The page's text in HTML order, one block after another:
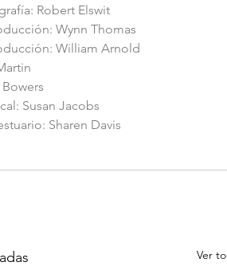
Robert Elswit
Wynn Thomas
William Arnold
Susan Jacobs
Sharen Davis
Ver